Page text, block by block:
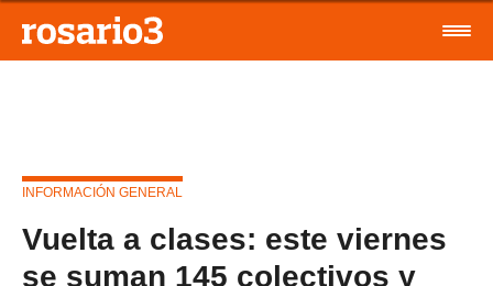
INFORMACIÓN GENERAL
Vuelta a clases: este viernes
se suman 145 colectivos y